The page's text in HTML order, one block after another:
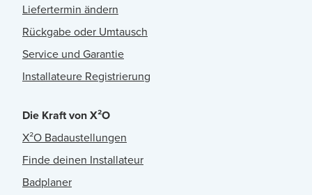
Liefertermin ändern
Rückgabe oder Umtausch
Service und Garantie
Installateure Registrierung
Die Kraft von X²O
X²O Badaustellungen
Finde deinen Installateur
Badplaner